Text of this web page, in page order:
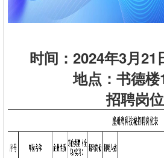
时间：2024年3月21
地点：书德楼
招聘岗位